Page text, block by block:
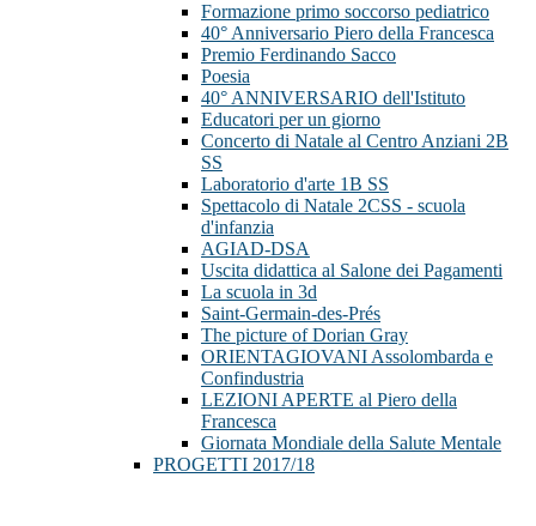
Formazione primo soccorso pediatrico
40° Anniversario Piero della Francesca
Premio Ferdinando Sacco
Poesia
40° ANNIVERSARIO dell'Istituto
Educatori per un giorno
Concerto di Natale al Centro Anziani 2B
SS
Laboratorio d'arte 1B SS
Spettacolo di Natale 2CSS - scuola
d'infanzia
AGIAD-DSA
Uscita didattica al Salone dei Pagamenti
La scuola in 3d
Saint-Germain-des-Prés
The picture of Dorian Gray
ORIENTAGIOVANI Assolombarda e
Confindustria
LEZIONI APERTE al Piero della
Francesca
Giornata Mondiale della Salute Mentale
PROGETTI 2017/18